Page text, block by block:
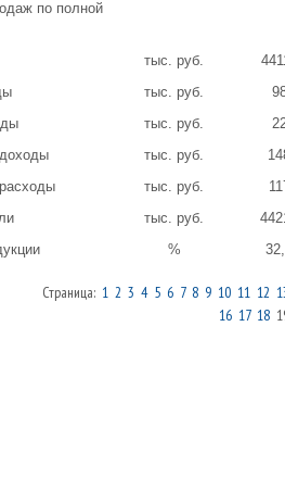
по полной
тыс. руб.
тыс. руб.
тыс. руб.
тыс. руб.
тыс. руб.
тыс. руб.
%
Страница: 1 2 3 4 5 6 7 8 9 10 11 12
16 17 18